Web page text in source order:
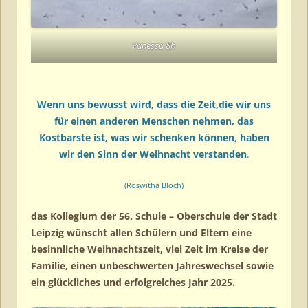
Vanessa 8b
Wenn uns bewusst wird, dass die Zeit,die wir uns
für einen anderen Menschen nehmen, das
Kostbarste ist, was wir schenken können, haben
wir den Sinn der Weihnacht verstanden.
(Roswitha Bloch)
das Kollegium der 56. Schule – Oberschule der Stadt
Leipzig wünscht allen Schülern und Eltern eine
besinnliche Weihnachtszeit, viel Zeit im Kreise der
Familie, einen unbeschwerten Jahreswechsel sowie
ein glückliches und erfolgreiches Jahr 2025.